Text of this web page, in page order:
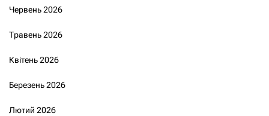
Червень 2026
Травень 2026
Квітень 2026
Березень 2026
Лютий 2026